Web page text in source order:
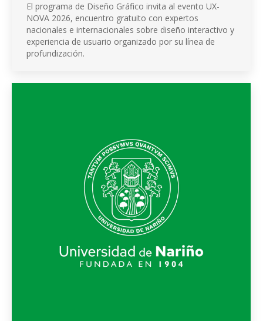
El programa de Diseño Gráfico invita al evento UX-
NOVA 2026, encuentro gratuito con expertos
nacionales e internacionales sobre diseño interactivo y
experiencia de usuario organizado por su línea de
profundización.